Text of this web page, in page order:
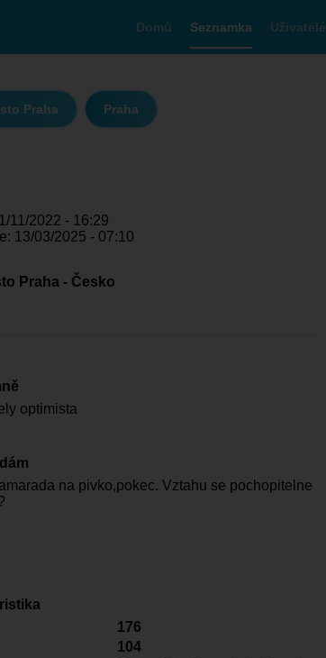
Domů Seznamka Uživatelé
Praha Praha
11/2022 - 16:29
13/03/2025 - 07:10
Praha - Česko
optimista
na pivko,pokec. Vztahu se pochopitelne
176
104